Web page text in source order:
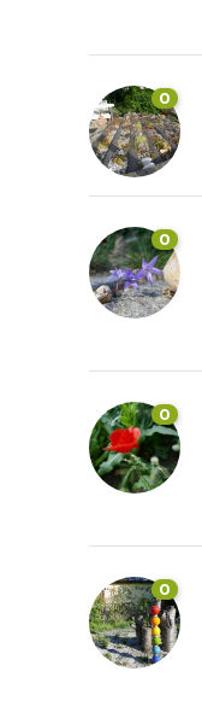
0
0
0
0